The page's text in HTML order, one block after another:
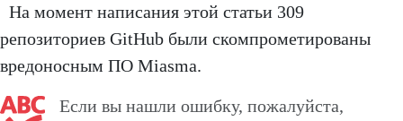
На момент написания этой статьи 309
репозиториев GitHub были скомпрометированы
вредоносным ПО Miasma.
Если вы нашли ошибку, пожалуйста,